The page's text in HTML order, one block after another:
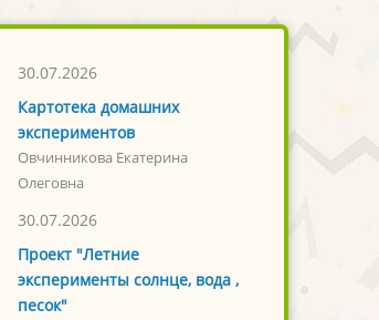
30.07.2026
Картотека домашних
экспериментов
Овчинникова Екатерина
Олеговна
30.07.2026
Проект "Летние
эксперименты солнце, вода ,
песок"